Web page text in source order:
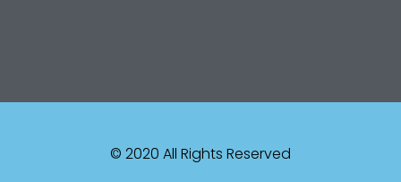
© 2020 All Rights Reserved​